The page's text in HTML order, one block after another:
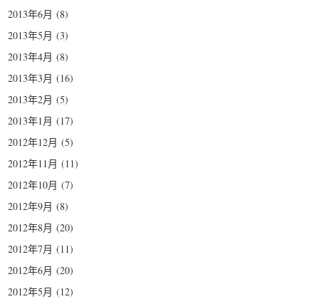
2013年6月 (8)
2013年5月 (3)
2013年4月 (8)
2013年3月 (16)
2013年2月 (5)
2013年1月 (17)
2012年12月 (5)
2012年11月 (11)
2012年10月 (7)
2012年9月 (8)
2012年8月 (20)
2012年7月 (11)
2012年6月 (20)
2012年5月 (12)